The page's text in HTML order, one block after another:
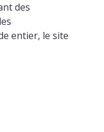
des
entier, le site